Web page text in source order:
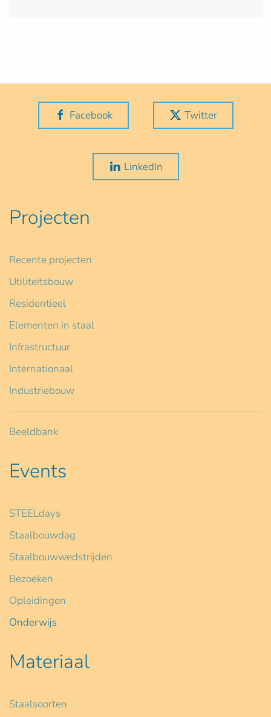
Facebook Twitter
LinkedIn
Projecten
Recente projecten
Utiliteitsbouw
Residentieel
Elementen in staal
Infrastructuur
Internationaal
Industriebouw
Beeldbank
Events
STEELdays
Staalbouwdag
Staalbouwwedstrijden
Bezoeken
Opleidingen
Onderwijs
Materiaal
Staalsoorten